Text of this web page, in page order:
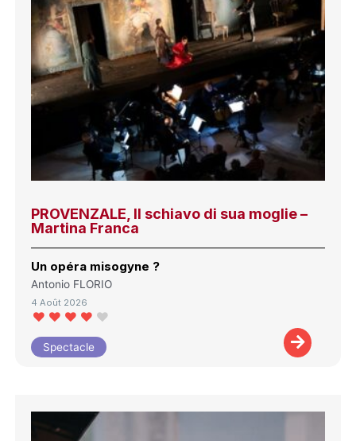
PROVENZALE, Il schiavo di sua moglie –
Martina Franca
Un opéra misogyne ?
Antonio FLORIO
4 Août 2026
Spectacle